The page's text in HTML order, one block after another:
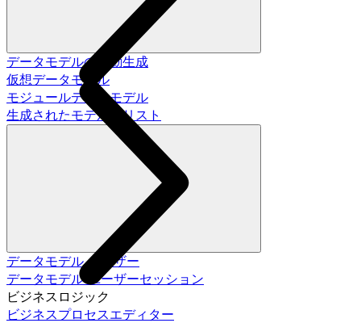
データモデルの自動生成
仮想データモデル
モジュールデータモデル
生成されたモデルのリスト
データモデル ユーザー
データモデル ユーザーセッション
ビジネスロジック
ビジネスプロセスエディター